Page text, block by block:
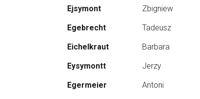
Ejsymont Zbigniew
Egebrecht Tadeusz
Eichelkraut Barbara
Eysymontt Jerzy
Egermeier Antoni